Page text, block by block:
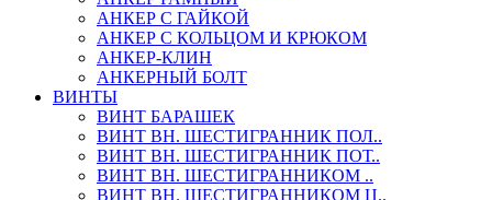
АНКЕР С ГАЙКОЙ
АНКЕР С КОЛЬЦОМ И КРЮКОМ
АНКЕР-КЛИН
АНКЕРНЫЙ БОЛТ
ВИНТЫ
ВИНТ БАРАШЕК
ВИНТ ВН. ШЕСТИГРАННИК ПОЛ..
ВИНТ ВН. ШЕСТИГРАННИК ПОТ..
ВИНТ ВН. ШЕСТИГРАННИКОМ ..
ВИНТ ВН. ШЕСТИГРАННИКОМ Ц..